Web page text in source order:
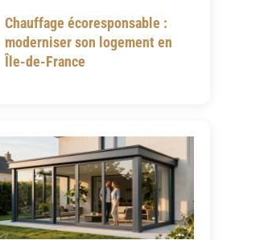
Chauffage écoresponsable :
moderniser son logement en
Île-de-France